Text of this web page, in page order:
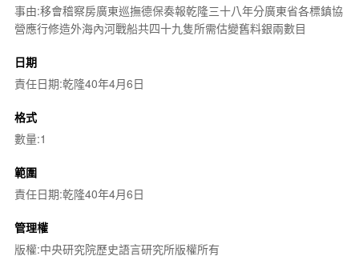
事由:移會稽察房廣東巡撫德保奏報乾隆三十八年分廣東省各標鎮協
營應行修造外海內河戰船共四十九隻所需估變舊料銀兩數目
日期
責任日期:乾隆40年4月6日
格式
數量:1
範圍
責任日期:乾隆40年4月6日
管理權
版權:中央研究院歷史語言研究所版權所有